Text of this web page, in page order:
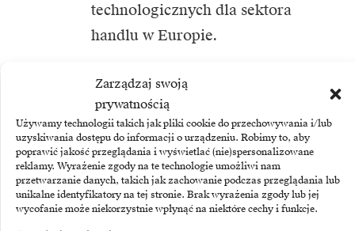
Zarządzaj swoją
prywatnością
Używamy technologii takich jak pliki cookie do przechowywania i/lub
uzyskiwania dostępu do informacji o urządzeniu. Robimy to, aby
poprawić jakość przeglądania i wyświetlać (nie)spersonalizowane
reklamy. Wyrażenie zgody na te technologie umożliwi nam
przetwarzanie danych, takich jak zachowanie podczas przeglądania lub
unikalne identyfikatory na tej stronie. Brak wyrażenia zgody lub jej
wycofanie może niekorzystnie wpłynąć na niektóre cechy i funkcje.
technologicznych dla sektora
handlu w Europie.
TEMATY: Unity Group
Udostępnij